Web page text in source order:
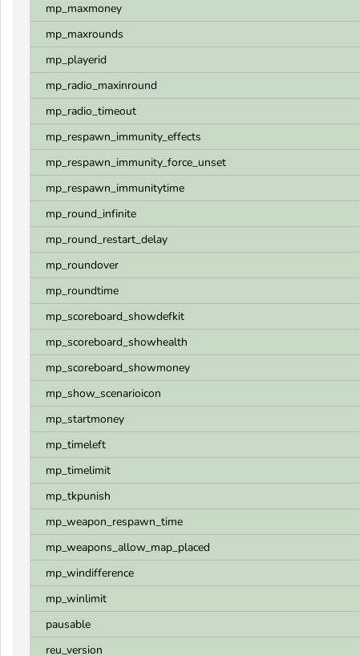
mp_maxmoney
mp_maxrounds
mp_playerid
mp_radio_maxinround
mp_radio_timeout
mp_respawn_immunity_effects
mp_respawn_immunity_force_unset
mp_respawn_immunitytime
mp_round_infinite
mp_round_restart_delay
mp_roundover
mp_roundtime
mp_scoreboard_showdefkit
mp_scoreboard_showhealth
mp_scoreboard_showmoney
mp_show_scenarioicon
mp_startmoney
mp_timeleft
mp_timelimit
mp_tkpunish
mp_weapon_respawn_time
mp_weapons_allow_map_placed
mp_windifference
mp_winlimit
pausable
reu_version